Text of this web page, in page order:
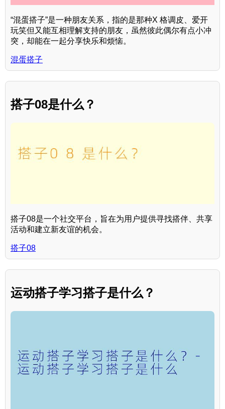
“混蛋搭子”是一种朋友关系，指的是那种X 格调皮、爱开
玩笑但又能互相理解支持的朋友，虽然彼此偶尔有点小冲
突，却能在一起分享快乐和烦恼。
混蛋搭子
搭子08是什么？
搭子08是一个社交平台，旨在为用户提供寻找搭伴、共享
活动和建立新友谊的机会。
搭子08
运动搭子学习搭子是什么？